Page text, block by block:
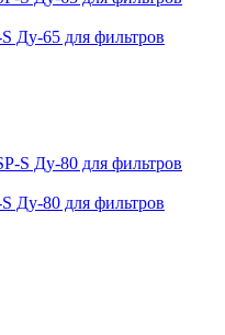
Ду-65 для фильтров
Ду-80 для фильтров